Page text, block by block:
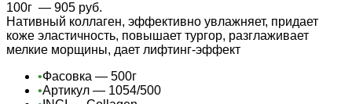
100г — 905 руб.
Нативный коллаген, эффективно увлажняет, придает
коже эластичность, повышает тургор, разглаживает
мелкие морщины, дает лифтинг-эффект
•Фасовка — 500г
•Артикул — 1054/500